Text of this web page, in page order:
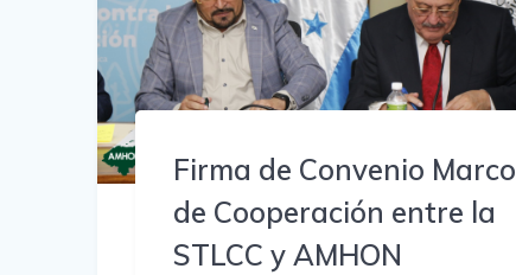
Firma de Convenio Marco
de Cooperación entre la
STLCC y AMHON